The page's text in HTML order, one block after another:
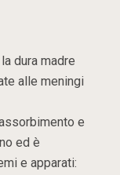
dura madre
alle meningi
e
ed è
e apparati: